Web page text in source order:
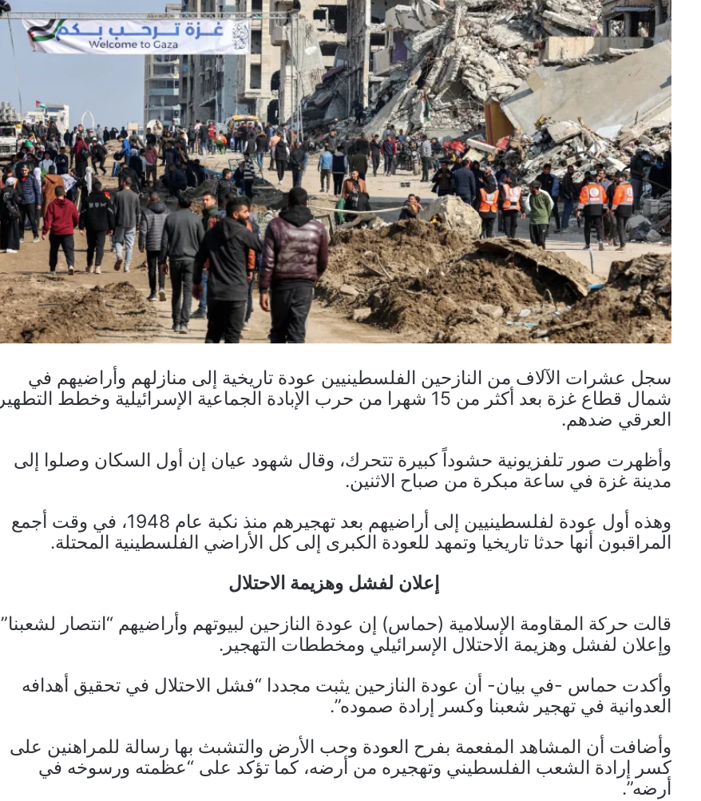
سجل عشرات الآلاف من النازحين الفلسطينيين عودة تاريخية إلى منازلهم وأراضيهم في
شمال قطاع غزة بعد أكثر من 15 شهرا من حرب الإبادة الجماعية الإسرائيلية وخطط التطهير
العرقي ضدهم.
وأظهرت صور تلفزيونية حشوداً كبيرة تتحرك، وقال شهود عيان إن أول السكان وصلوا إلى
مدينة غزة في ساعة مبكرة من صباح الاثنين.
وهذه أول عودة لفلسطينيين إلى أراضيهم بعد تهجيرهم منذ نكبة عام 1948، في وقت أجمع
المراقبون أنها حدثا تاريخيا وتمهد للعودة الكبرى إلى كل الأراضي الفلسطينية المحتلة.
إعلان لفشل وهزيمة الاحتلال
قالت حركة المقاومة الإسلامية (حماس) إن عودة النازحين لبيوتهم وأراضيهم “انتصار لشعبنا”
وإعلان لفشل وهزيمة الاحتلال الإسرائيلي ومخططات التهجير.
وأكدت حماس -في بيان- أن عودة النازحين يثبت مجددا “فشل الاحتلال في تحقيق أهدافه
العدوانية في تهجير شعبنا وكسر إرادة صموده”.
وأضافت أن المشاهد المفعمة بفرح العودة وحب الأرض والتشبث بها رسالة للمراهنين على
كسر إرادة الشعب الفلسطيني وتهجيره من أرضه، كما تؤكد على “عظمته ورسوخه في
أرضه”.